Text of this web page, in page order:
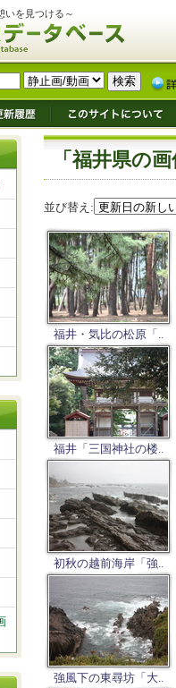
いを見つける～
「福井県の
並び替え:
福井・気比の松原「..
福井「三国神社の楼..
初秋の越前海岸「強..
強風下の東尋坊「大..